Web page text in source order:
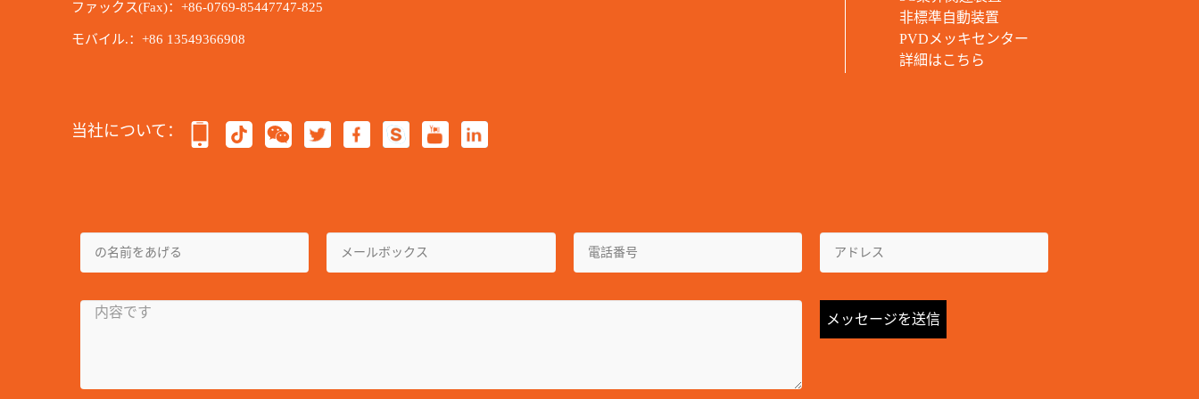
ファックス(Fax)：+86-0769-85447747-825
モバイル.：+86 13549366908
非標準自動装置
PVDメッキセンター
詳細はこちら
当社について：
メッセージを送信